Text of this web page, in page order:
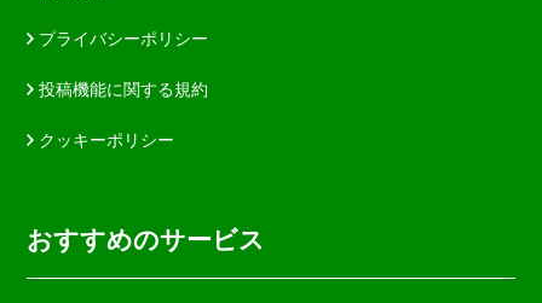
プライバシーポリシー
投稿機能に関する規約
クッキーポリシー
おすすめのサービス